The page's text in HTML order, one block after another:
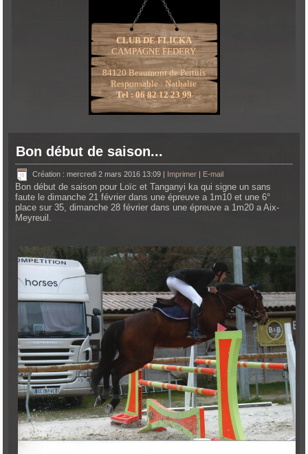
CLUB DE FLICKA
CAMPAGNE FEDERY
84120 Beaumont de Pertuis
Responsable : Nathalie
Tel : 06 82 12 23 99
Bon début de saison...
Création : mercredi 2 mars 2016 13:09 | Imprimer | E-mail
Bon début de saison pour Loïc et Tanganyi ka qui signe un sans
faute le dimanche 21 février dans une épreuve a 1m10 et une 6°
place sur 35, dimanche 28 février dans une épreuve a 1m20 a Aix-
Meyreuil.